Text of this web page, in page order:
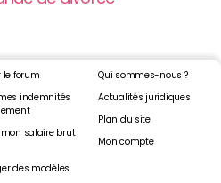
le forum
indemnités
salaire brut
des modèles
Qui sommes-nous ?
Actualités juridiques
Plan du site
Mon compte